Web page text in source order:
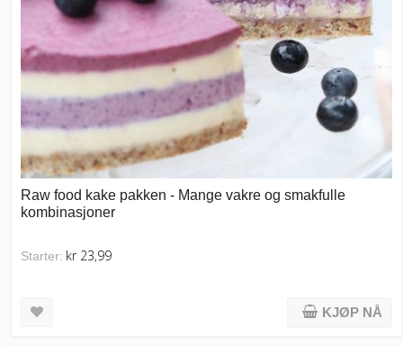
Raw food kake pakken - Mange vakre og smakfulle
kombinasjoner
Starter: kr 23,99
KJØP NÅ